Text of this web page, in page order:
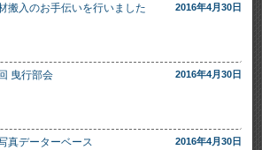
搬入のお手伝いを行いました 2016年4月30日
曳行部会 2016年4月30日
真データーベース 2016年4月30日